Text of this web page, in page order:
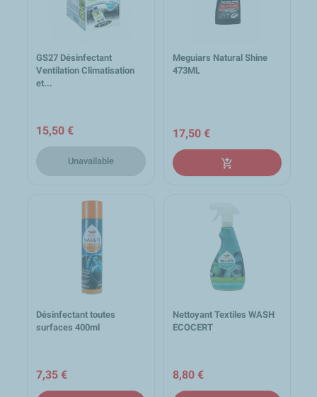
GS27 Désinfectant
Ventilation Climatisation
et...
15,50 €
Unavailable
Meguiars Natural Shine
473ML
17,50 €
add_shopping_cart
Désinfectant toutes
surfaces 400ml
7,35 €
Nettoyant Textiles WASH
ECOCERT
8,80 €